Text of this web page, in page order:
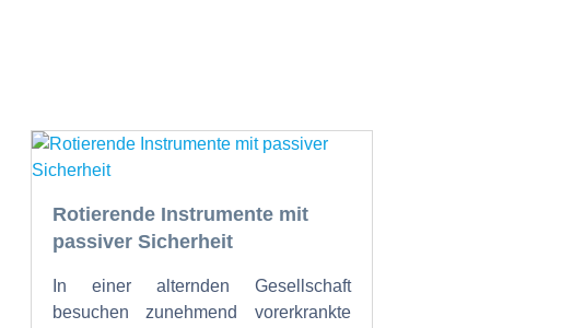
Rotierende Instrumente mit
passiver Sicherheit
In einer alternden Gesellschaft
besuchen zunehmend vorerkrankte